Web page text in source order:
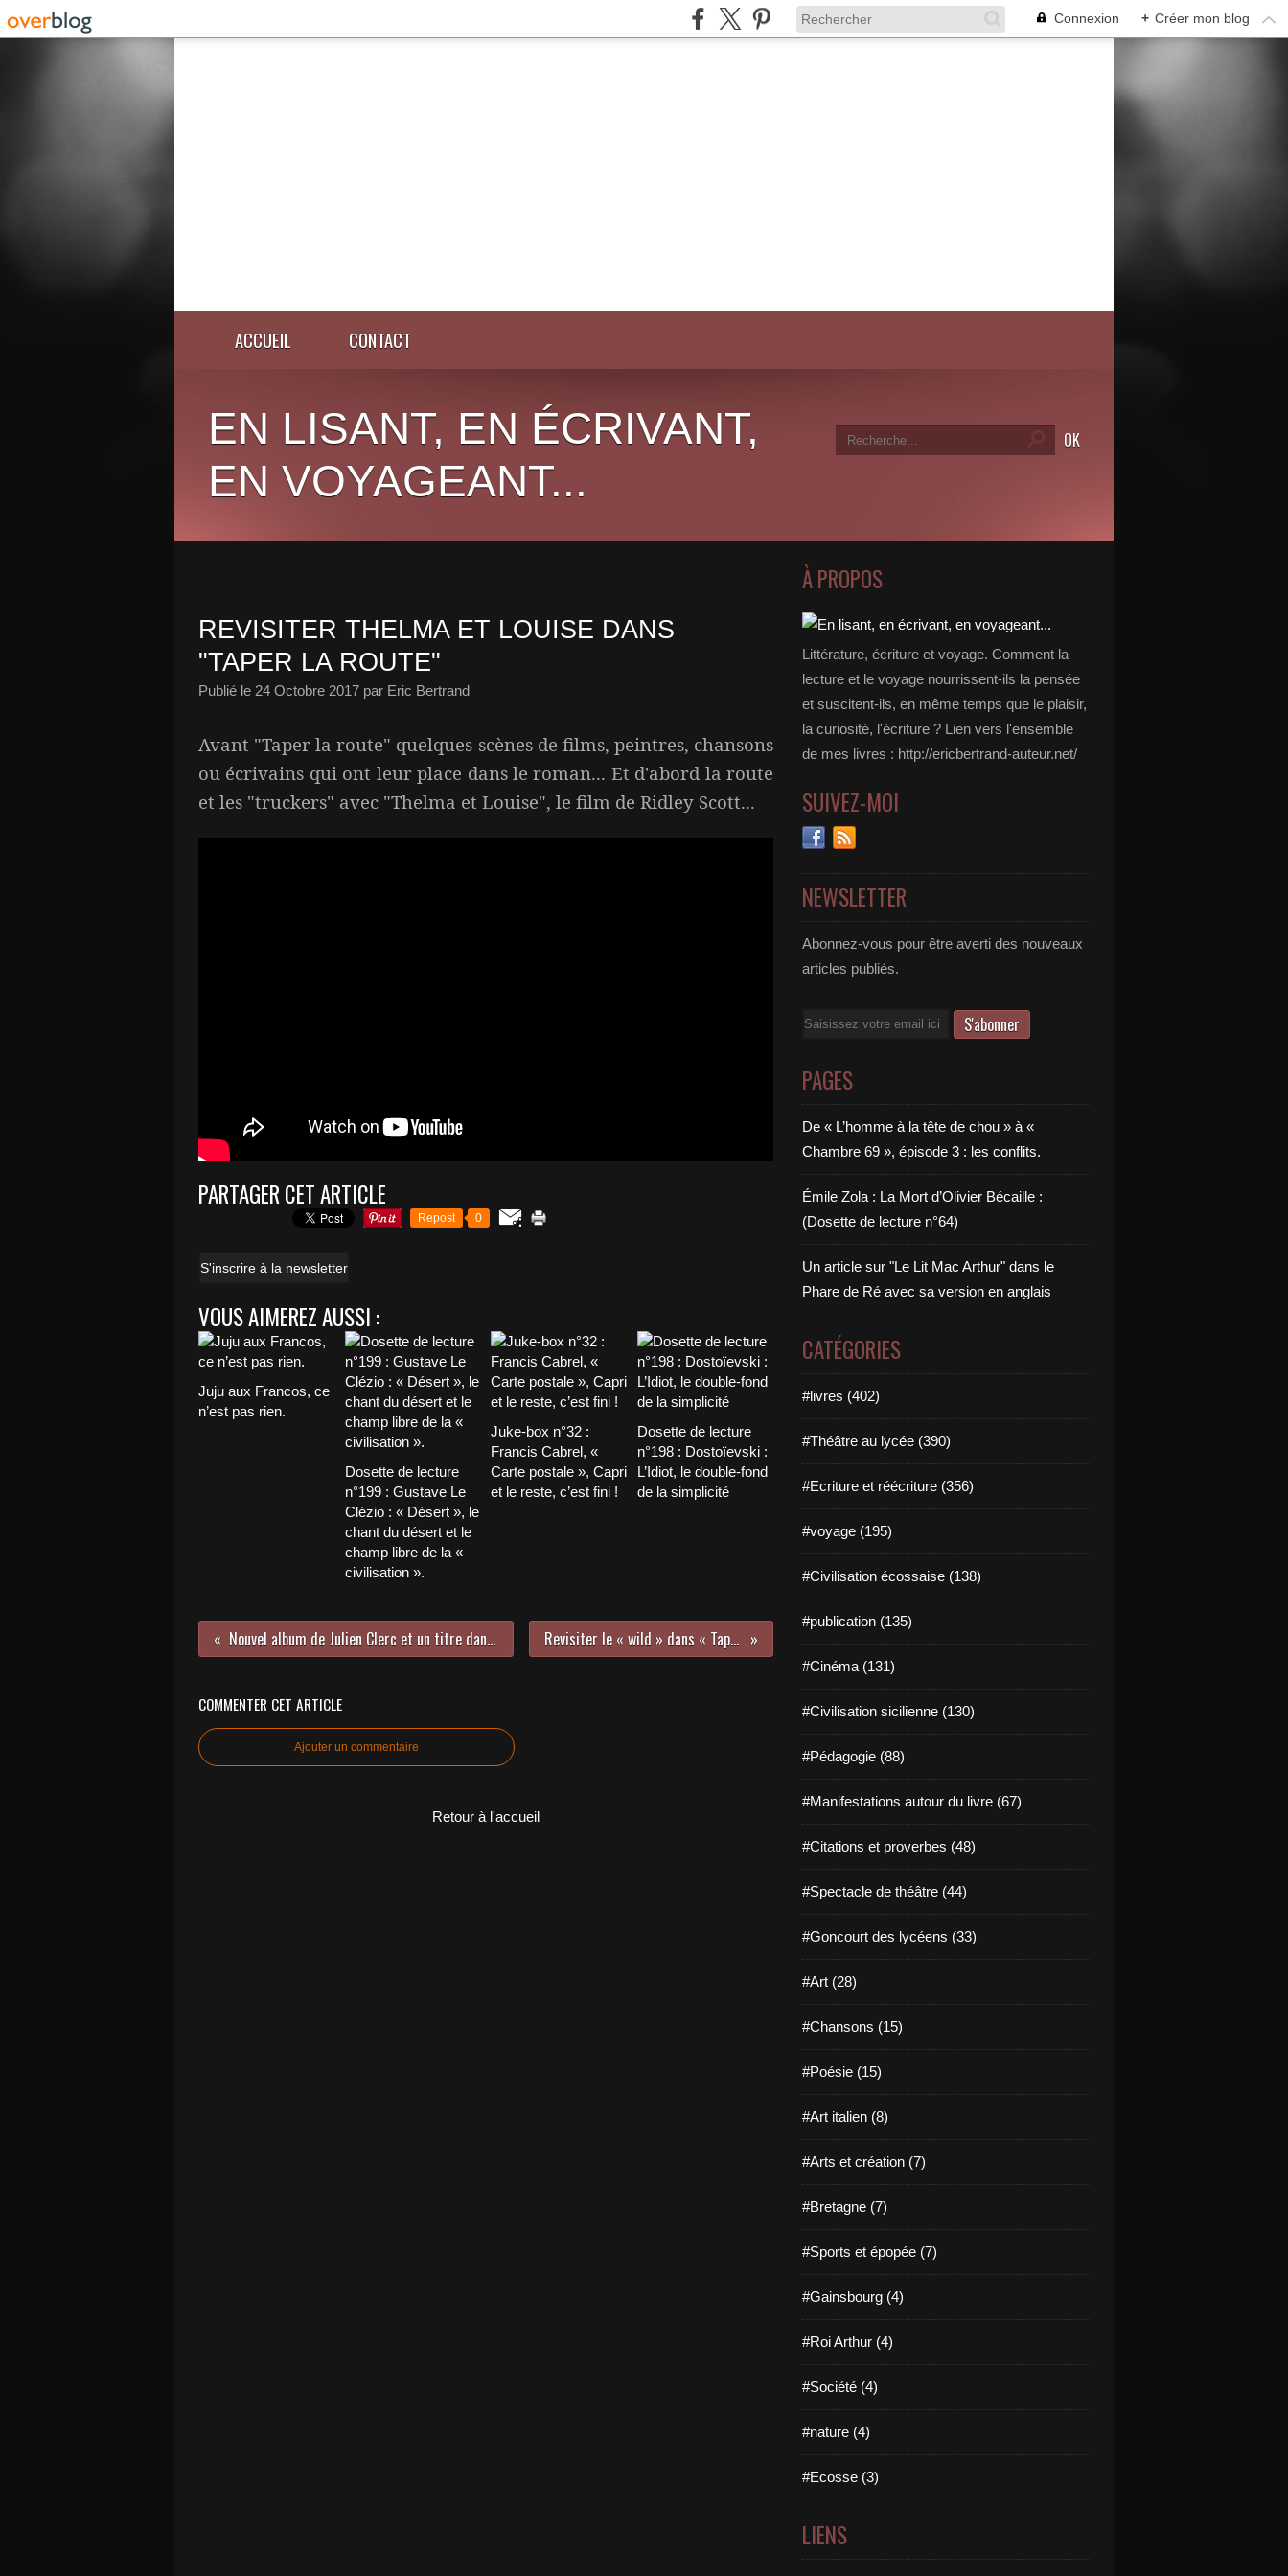
Connexion + Créer mon blog
ACCUEIL CONTACT
EN LISANT, EN ÉCRIVANT,
EN VOYAGEANT...
REVISITER THELMA ET LOUISE DANS
"TAPER LA ROUTE"
Publié le 24 Octobre 2017 par Eric Bertrand
Avant "Taper la route" quelques scènes de films, peintres, chansons
ou écrivains qui ont leur place dans le roman... Et d'abord la route
et les "truckers" avec "Thelma et Louise", le film de Ridley Scott...
PARTAGER CET ARTICLE
Repost 0
S'inscrire à la newsletter
VOUS AIMEREZ AUSSI :
Juju aux Francos, ce
n’est pas rien.
Dosette de lecture
n°199 : Gustave Le
Clézio : « Désert », le
chant du désert et le
champ libre de la «
civilisation ».
Juke-box n°32 :
Francis Cabrel, «
Carte postale », Capri
et le reste, c’est fini !
Dosette de lecture
n°198 : Dostoïevski :
L’Idiot, le double-fond
de la simplicité
Nouvel album de Julien Clerc et un titre dans le vent breton Revisiter le « wild » dans « Taper la route »
COMMENTER CET ARTICLE
Ajouter un commentaire
Retour à l'accueil
À PROPOS
Littérature, écriture et voyage. Comment la
lecture et le voyage nourrissent-ils la pensée
et suscitent-ils, en même temps que le plaisir,
la curiosité, l'écriture ? Lien vers l'ensemble
de mes livres : http://ericbertrand-auteur.net/
SUIVEZ-MOI
NEWSLETTER
Abonnez-vous pour être averti des nouveaux
articles publiés.
Email
PAGES
De « L’homme à la tête de chou » à «
Chambre 69 », épisode 3 : les conflits.
Émile Zola : La Mort d’Olivier Bécaille :
(Dosette de lecture n°64)
Un article sur "Le Lit Mac Arthur" dans le
Phare de Ré avec sa version en anglais
CATÉGORIES
#livres (402)
#Théâtre au lycée (390)
#Ecriture et réécriture (356)
#voyage (195)
#Civilisation écossaise (138)
#publication (135)
#Cinéma (131)
#Civilisation sicilienne (130)
#Pédagogie (88)
#Manifestations autour du livre (67)
#Citations et proverbes (48)
#Spectacle de théâtre (44)
#Goncourt des lycéens (33)
#Art (28)
#Chansons (15)
#Poésie (15)
#Art italien (8)
#Arts et création (7)
#Bretagne (7)
#Sports et épopée (7)
#Gainsbourg (4)
#Roi Arthur (4)
#Société (4)
#nature (4)
#Ecosse (3)
LIENS